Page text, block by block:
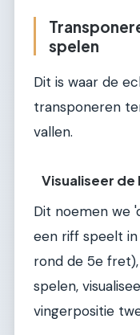
spelen
Dit is waar de
transponeren
vallen.
Visualiseer de
Dit noemen we
een riff speelt
rond de 5e
spelen,
vingerpositie